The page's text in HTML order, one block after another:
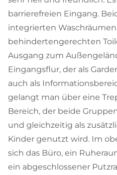
barrierefreien Eingang.
integrierten
behindertengerechten
Ausgang zum
Eingangsflur, der als
auch als
gelangt man über eine
Bereich, der beide
und gleichzeitig als
Kinder genutzt wird. Im
sich das Büro, ein
ein abgeschlossener